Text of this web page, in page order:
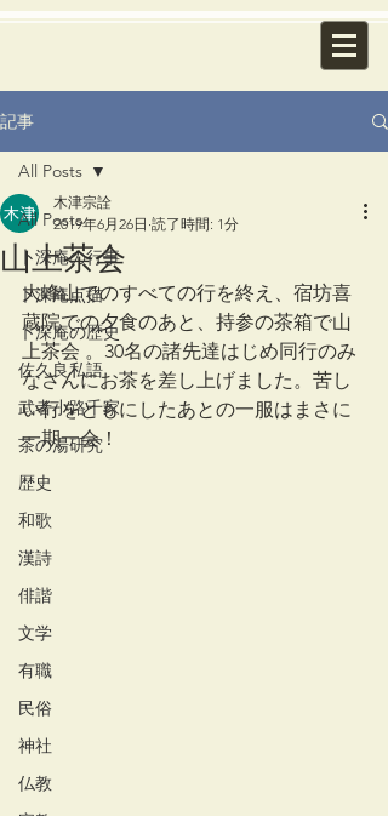
記事
All Posts
卜深庵の行事
卜深庵点描
卜深庵の歴史
佐久良私語
武者小路千家
茶の湯研究
歴史
和歌
漢詩
俳諧
文学
有職
民俗
神社
仏教
All Posts
山上茶会
木津宗詮
2019年6月26日 読了時間: 1分
大峰山でのすべての行を終え、宿坊喜
蔵院での夕食のあと、持参の茶箱で山
上茶会 。30名の諸先達はじめ同行のみ
なさんにお茶を差し上げました。苦し
い行をともにしたあとの一服はまさに
一期一会！